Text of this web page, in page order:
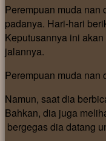
Perempuan muda nan
padanya. Hari-hari
Keputusannya ini
jalannya.
Perempuan muda nan
Namun, saat dia
Bahkan, dia juga
bergegas dia datang